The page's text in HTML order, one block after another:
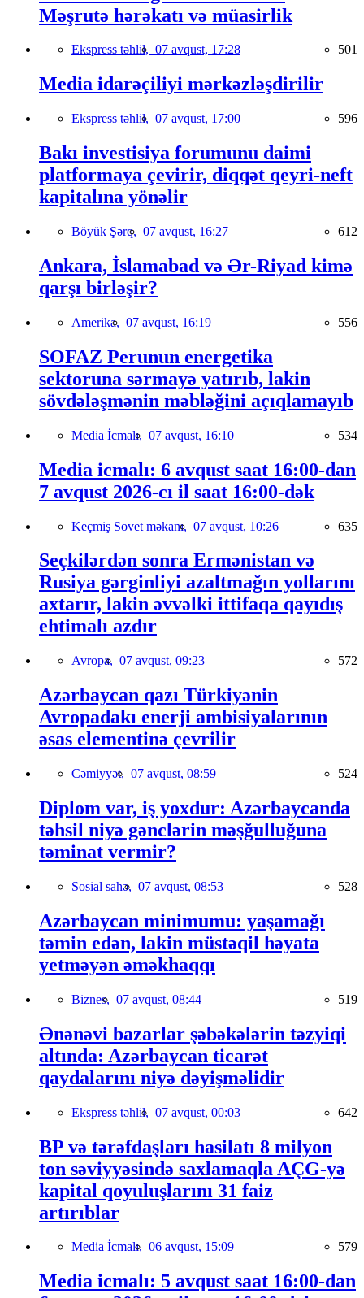
Məşrutə hərəkatı və müasirlik
Ekspress təhlil, 07 avqust, 17:28 501
Media idarəçiliyi mərkəzləşdirilir
Ekspress təhlil, 07 avqust, 17:00 596
Bakı investisiya forumunu daimi
platformaya çevirir, diqqət qeyri-neft
kapitalına yönəlir
Böyük Şərq, 07 avqust, 16:27 612
Ankara, İslamabad və Ər-Riyad kimə
qarşı birləşir?
Amerika, 07 avqust, 16:19 556
SOFAZ Perunun energetika
sektoruna sərmayə yatırıb, lakin
sövdələşmənin məbləğini açıqlamayıb
Media İcmalı, 07 avqust, 16:10 534
Media icmalı: 6 avqust saat 16:00-dan
7 avqust 2026-cı il saat 16:00-dək
Keçmiş Sovet məkanı, 07 avqust, 10:26 635
Seçkilərdən sonra Ermənistan və
Rusiya gərginliyi azaltmağın yollarını
axtarır, lakin əvvəlki ittifaqa qayıdış
ehtimalı azdır
Avropa, 07 avqust, 09:23 572
Azərbaycan qazı Türkiyənin
Avropadakı enerji ambisiyalarının
əsas elementinə çevrilir
Cəmiyyət, 07 avqust, 08:59 524
Diplom var, iş yoxdur: Azərbaycanda
təhsil niyə gənclərin məşğulluğuna
təminat vermir?
Sosial sahə, 07 avqust, 08:53 528
Azərbaycan minimumu: yaşamağı
təmin edən, lakin müstəqil həyata
yetməyən əməkhaqqı
Biznes, 07 avqust, 08:44 519
Ənənəvi bazarlar şəbəkələrin təzyiqi
altında: Azərbaycan ticarət
qaydalarını niyə dəyişməlidir
Ekspress təhlil, 07 avqust, 00:03 642
BP və tərəfdaşları hasilatı 8 milyon
ton səviyyəsində saxlamaqla AÇG-yə
kapital qoyuluşlarını 31 faiz
artırıblar
Media İcmalı, 06 avqust, 15:09 579
Media icmalı: 5 avqust saat 16:00-dan